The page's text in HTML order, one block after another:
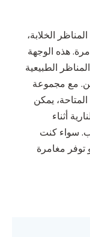
الخلابة،
هذه الوجهة
الطبيعية
مع مجموعة
يمكن
أثناء
سواء كنت
توفر مغامرة